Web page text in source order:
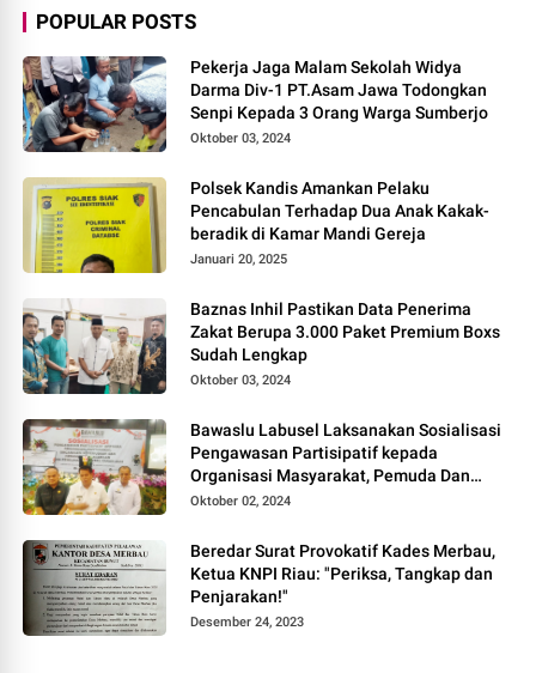
POPULAR POSTS
Pekerja Jaga Malam Sekolah Widya
Darma Div-1 PT.Asam Jawa Todongkan
Senpi Kepada 3 Orang Warga Sumberjo
Oktober 03, 2024
Polsek Kandis Amankan Pelaku
Pencabulan Terhadap Dua Anak Kakak-
beradik di Kamar Mandi Gereja
Januari 20, 2025
Baznas Inhil Pastikan Data Penerima
Zakat Berupa 3.000 Paket Premium Boxs
Sudah Lengkap
Oktober 03, 2024
Bawaslu Labusel Laksanakan Sosialisasi
Pengawasan Partisipatif kepada
Organisasi Masyarakat, Pemuda Dan
Agama Pada pilkada Serentak 2024
Oktober 02, 2024
Beredar Surat Provokatif Kades Merbau,
Ketua KNPI Riau: "Periksa, Tangkap dan
Penjarakan!"
Desember 24, 2023